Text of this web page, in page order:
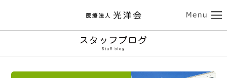
ココロの健康
三芳病院
トップ 外来受診のご案内